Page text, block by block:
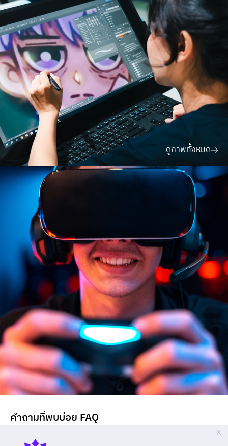
X
นาย อภิชาติ ผาช้างเผือก
บัณฑิตช่วยงาน
aphichat.pha@dpu.ac.th
ประวัติและผลงาน
aphichat.pha@dpu.ac.th
ประวัติและผลงาน
นาย ลัทธนันท์ นาคสุรีย์
ผู้ช่วยบัณฑิต
lattanan.nar@dpu.ac.th
ประวัติและผลงาน
ดูภาพทั้งหมด
คำถามที่พบบ่อย FAQ
สมัครเรียนใช้เอกสารอะไรบ้าง ?